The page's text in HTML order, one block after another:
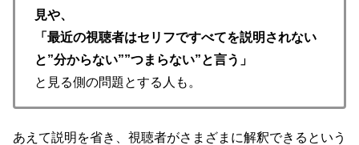
見や、
「最近の視聴者はセリフですべてを説明されない
と”分からない””つまらない”と言う」
と見る側の問題とする人も。
あえて説明を省き、視聴者がさまざまに解釈できるという